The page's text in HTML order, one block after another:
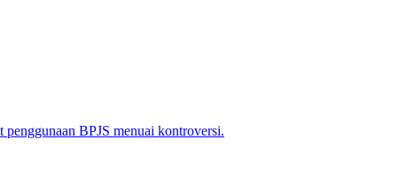
BPJS menuai kontroversi.